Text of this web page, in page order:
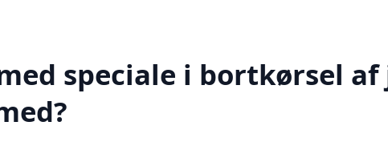
speciale i bortkørsel af